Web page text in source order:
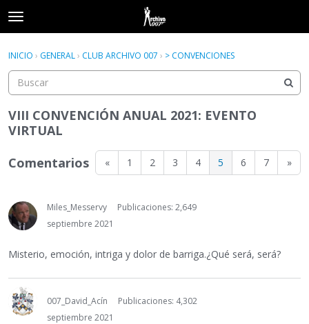
t
o
g
e
m
e
n
Acceder Registrarse
Hilos
Actividad
Acceder Registrarse
INICIO › GENERAL› CLUB ARCHIVO 007 › > CONVENCIONES
VIII CONVENCIÓN ANUAL 2021: EVENTO
VIRTUAL
« 1 2 3 4 5 6 7 »
Comentarios
Miles_Messervy
Publicaciones: 2,649
septiembre 2021
Misterio, emoción, intriga y dolor de barriga.¿Qué será, será?
007_David_Acín
Publicaciones: 4,302
septiembre 2021